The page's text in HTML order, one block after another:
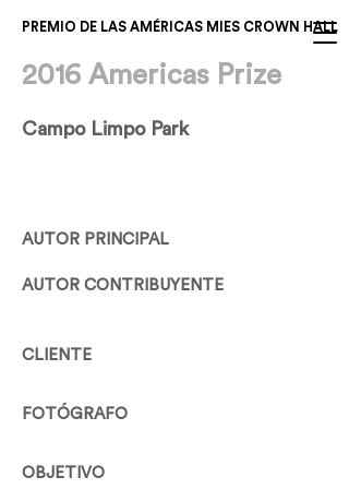
PREMIO DE LAS AMÉRICAS MIES CROWN HALL
2016 Americas Prize
Campo Limpo Park
AUTOR PRINCIPAL
AUTOR CONTRIBUYENTE
CLIENTE
FOTÓGRAFO
OBJETIVO